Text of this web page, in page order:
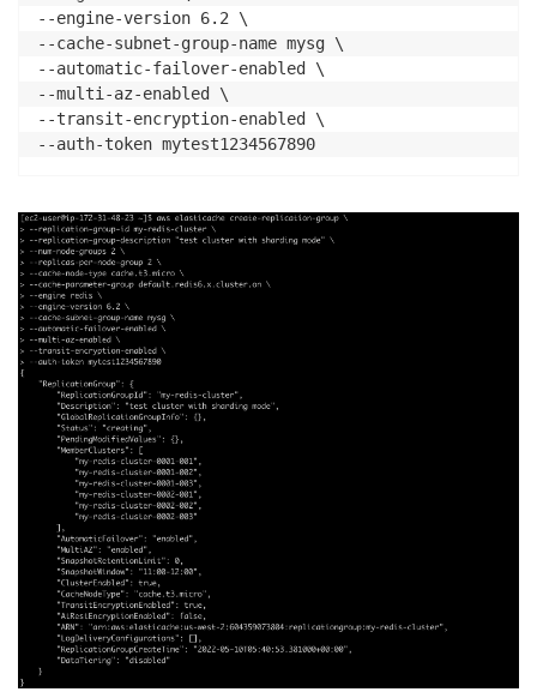
--engine-version 6.2 \
--cache-subnet-group-name mysg \
--automatic-failover-enabled \
--multi-az-enabled \
--transit-encryption-enabled \
--auth-token mytest1234567890